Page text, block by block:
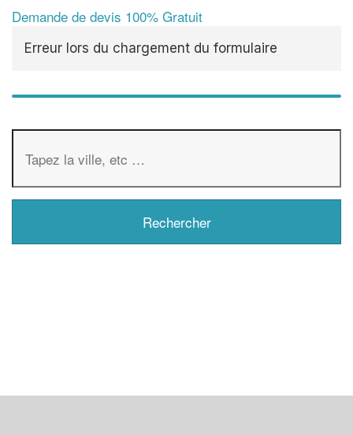
Demande de devis 100% Gratuit
Erreur lors du chargement du formulaire